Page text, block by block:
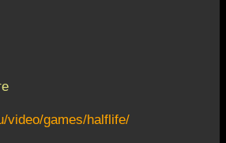
video/games/halflife/